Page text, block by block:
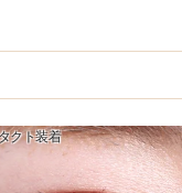
クト装着